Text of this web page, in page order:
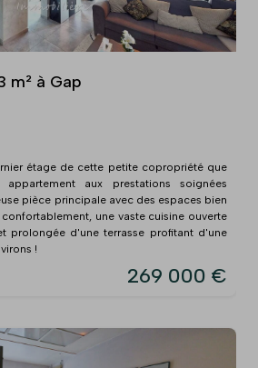
m² à Gap
étage de cette petite copropriété que
aux prestations soignées
pièce principale avec des espaces bien
une vaste cuisine ouverte
prolongée d'une terrasse profitant d'une
!
269 000 €